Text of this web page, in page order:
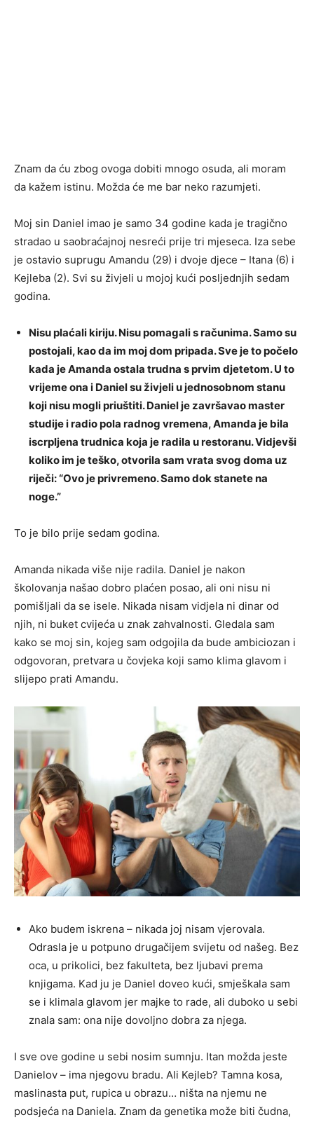
Znam da ću zbog ovoga dobiti mnogo osuda, ali moram
da kažem istinu. Možda će me bar neko razumjeti.
Moj sin Daniel imao je samo 34 godine kada je tragično
stradao u saobraćajnoj nesreći prije tri mjeseca. Iza sebe
je ostavio suprugu Amandu (29) i dvoje djece – Itana (6) i
Kejleba (2). Svi su živjeli u mojoj kući posljednjih sedam
godina.
Nisu plaćali kiriju. Nisu pomagali s računima. Samo su
postojali, kao da im moj dom pripada. Sve je to počelo
kada je Amanda ostala trudna s prvim djetetom. U to
vrijeme ona i Daniel su živjeli u jednosobnom stanu
koji nisu mogli priuštiti. Daniel je završavao master
studije i radio pola radnog vremena, Amanda je bila
iscrpljena trudnica koja je radila u restoranu. Vidjevši
koliko im je teško, otvorila sam vrata svog doma uz
riječi: “Ovo je privremeno. Samo dok stanete na
noge.”
To je bilo prije sedam godina.
Amanda nikada više nije radila. Daniel je nakon
školovanja našao dobro plaćen posao, ali oni nisu ni
pomišljali da se isele. Nikada nisam vidjela ni dinar od
njih, ni buket cvijeća u znak zahvalnosti. Gledala sam
kako se moj sin, kojeg sam odgojila da bude ambiciozan i
odgovoran, pretvara u čovjeka koji samo klima glavom i
slijepo prati Amandu.
Ako budem iskrena – nikada joj nisam vjerovala.
Odrasla je u potpuno drugačijem svijetu od našeg. Bez
oca, u prikolici, bez fakulteta, bez ljubavi prema
knjigama. Kad ju je Daniel doveo kući, smješkala sam
se i klimala glavom jer majke to rade, ali duboko u sebi
znala sam: ona nije dovoljno dobra za njega.
I sve ove godine u sebi nosim sumnju. Itan možda jeste
Danielov – ima njegovu bradu. Ali Kejleb? Tamna kosa,
maslinasta put, rupica u obrazu… ništa na njemu ne
podsjeća na Daniela. Znam da genetika može biti čudna,